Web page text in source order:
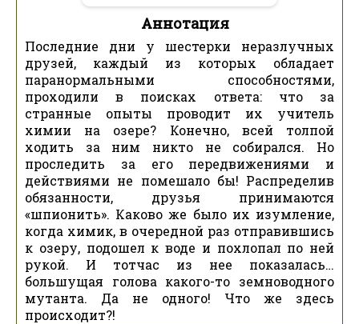
Аннотация
Последние дни у шестерки неразлучных
друзей, каждый из которых обладает
паранормальными способностями,
проходили в поисках ответа: что за
странные опыты проводит их учитель
химии на озере? Конечно, всей толпой
ходить за ним никто не собирался. Но
проследить за его передвижениями и
действиями не помешало бы! Распределив
обязанности, друзья принимаются
«шпионить». Каково же было их изумление,
когда химик, в очередной раз отправившись
к озеру, подошел к воде и похлопал по ней
рукой. И тотчас из нее показалась…
большущая голова какого-то земноводного
мутанта. Да не одного! Что же здесь
происходит?!